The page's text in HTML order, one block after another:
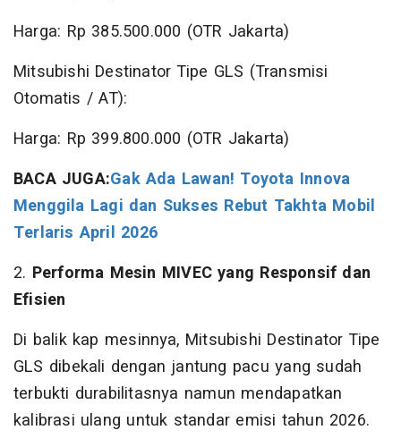
Harga: Rp 385.500.000 (OTR Jakarta)
Mitsubishi Destinator Tipe GLS (Transmisi
Otomatis / AT):
Harga: Rp 399.800.000 (OTR Jakarta)
BACA JUGA:Gak Ada Lawan! Toyota Innova
Menggila Lagi dan Sukses Rebut Takhta Mobil
Terlaris April 2026
2. Performa Mesin MIVEC yang Responsif dan
Efisien
Di balik kap mesinnya, Mitsubishi Destinator Tipe
GLS dibekali dengan jantung pacu yang sudah
terbukti durabilitasnya namun mendapatkan
kalibrasi ulang untuk standar emisi tahun 2026.